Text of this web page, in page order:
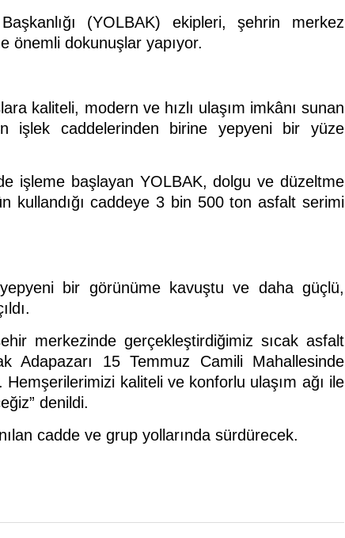
(YOLBAK) ekipleri, şehrin merkez
önemli dokunuşlar yapıyor.
kaliteli, modern ve hızlı ulaşım imkânı sunan
işlek caddelerinden birine yepyeni bir yüze
işleme başlayan YOLBAK, dolgu ve düzeltme
kullandığı caddeye 3 bin 500 ton asfalt serimi
bir görünüme kavuştu ve daha güçlü,
merkezinde gerçekleştirdiğimiz sıcak asfalt
Adapazarı 15 Temmuz Camili Mahallesinde
kaliteli ve konforlu ulaşım ağı ile
denildi.
cadde ve grup yollarında sürdürecek.